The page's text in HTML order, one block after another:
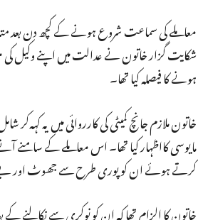
معاملے کی سماعت شروع ہونے کے کچھ دن بعد
شکایت گزار خاتون نے عدالت میں اپنے وکیل
ہونے کا فیصلہ کیا تھا۔
خاتون ملازم جانچ کمیٹی کی کارروائی میں یہ
مایوسی کااظہار کیا تھا۔ اس معاملے کے
کرتے ہوئے ان کو پوری طرح سے جھوٹ اور بے